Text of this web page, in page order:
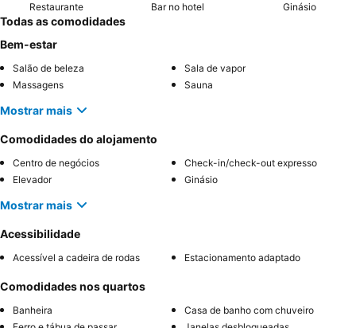
Restaurante Bar no hotel Ginásio
Todas as comodidades
Bem-estar
Salão de beleza
Sala de vapor
Massagens
Sauna
Mostrar mais
Comodidades do alojamento
Centro de negócios
Check-in/check-out expresso
Elevador
Ginásio
Mostrar mais
Acessibilidade
Acessível a cadeira de rodas Estacionamento adaptado
Comodidades nos quartos
Banheira
Casa de banho com chuveiro